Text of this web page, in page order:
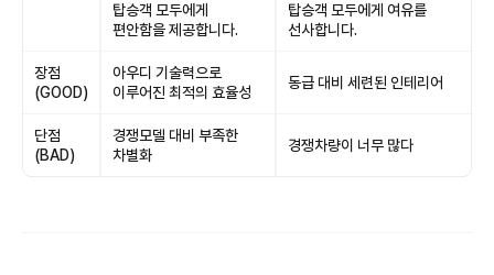
탑승객 모두에게
편안함을 제공합니다.
탑승객 모두에게 여유를
선사합니다.
장점
(GOOD)
아우디 기술력으로
이루어진 최적의 효율성
동급 대비 세련된 인테리어
단점
(BAD)
경쟁모델 대비 부족한
차별화
경쟁차량이 너무 많다